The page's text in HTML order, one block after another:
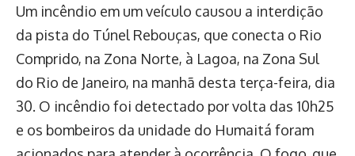
Um incêndio em um veículo causou a interdição
da pista do Túnel Rebouças, que conecta o Rio
Comprido, na Zona Norte, à Lagoa, na Zona Sul
do Rio de Janeiro, na manhã desta terça-feira, dia
30. O incêndio foi detectado por volta das 10h25
e os bombeiros da unidade do Humaitá foram